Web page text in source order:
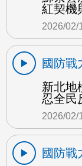
紅契機
2026/02/
國防戰
新北地
忍全民
2026/02/
國防戰